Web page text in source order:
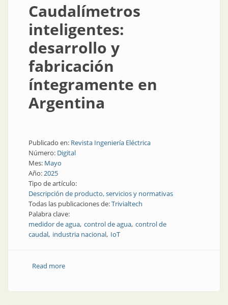
Caudalímetros
inteligentes:
desarrollo y
fabricación
íntegramente en
Argentina
Publicado en: Revista Ingeniería Eléctrica
Número: Digital
Mes: Mayo
Año:2025
Tipo de artículo:
Descripción de producto, servicios y normativas
Todas las publicaciones de:Trivialtech
Palabra clave:
medidor de agua control de agua control de
caudal industria nacional IoT
Read moreabout Caudalímetros inteligentes: desarrollo y